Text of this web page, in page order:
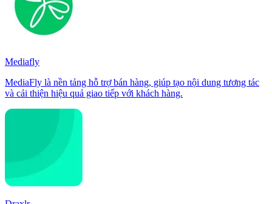
Mediafly
MediaFly là nền tảng hỗ trợ bán hàng, giúp tạo nội dung tương tác
và cải thiện hiệu quả giao tiếp với khách hàng.